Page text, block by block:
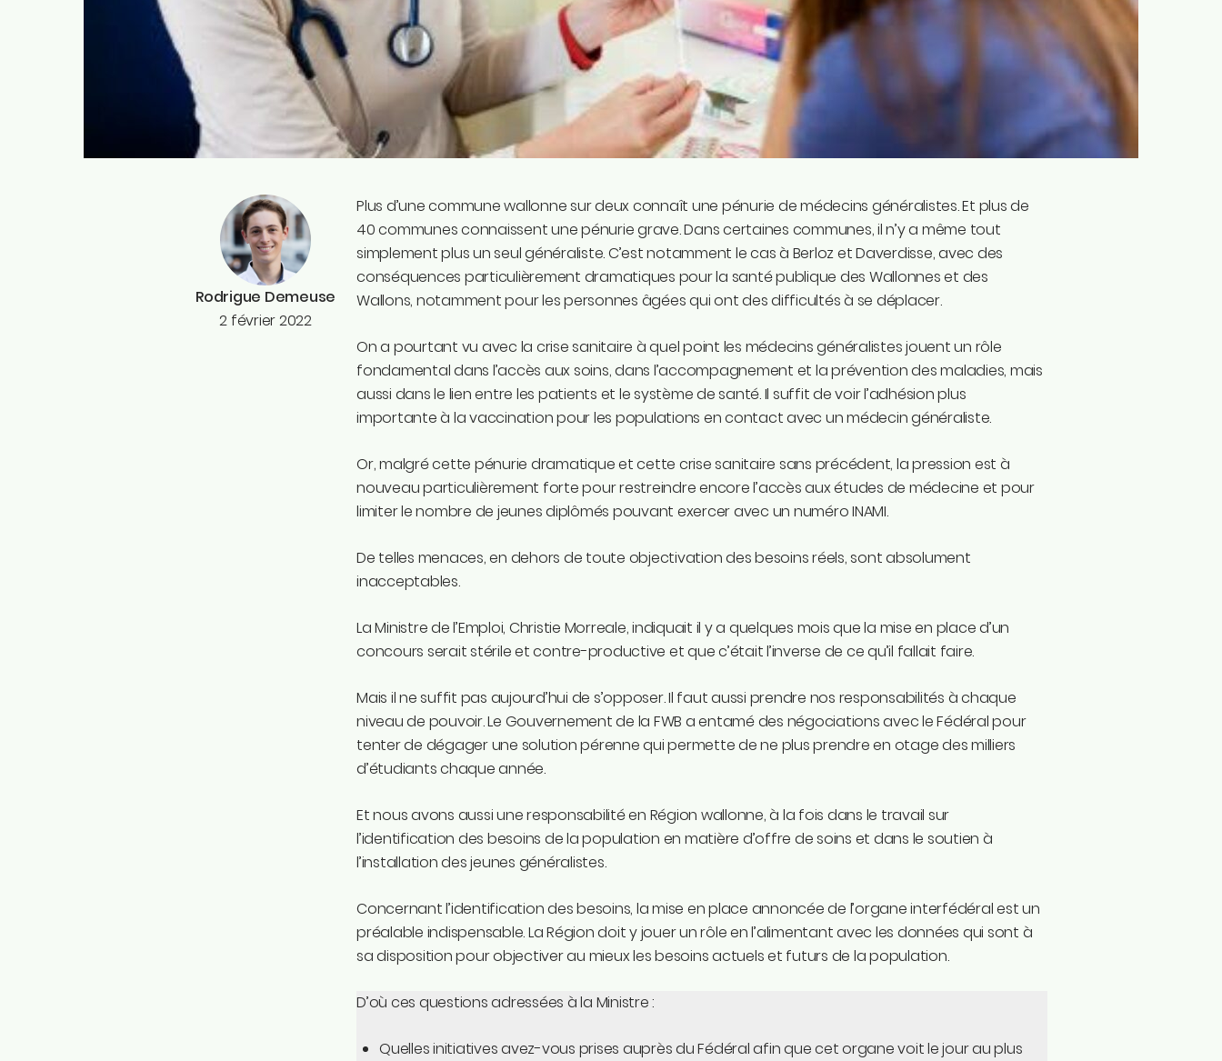
Rodrigue Demeuse
2 février 2022
Plus d’une commune wallonne sur deux connaît une pénurie de médecins généralistes. Et plus de
40 communes connaissent une pénurie grave. Dans certaines communes, il n’y a même tout
simplement plus un seul généraliste. C’est notamment le cas à Berloz et Daverdisse, avec des
conséquences particulièrement dramatiques pour la santé publique des Wallonnes et des
Wallons, notamment pour les personnes âgées qui ont des difficultés à se déplacer.
On a pourtant vu avec la crise sanitaire à quel point les médecins généralistes jouent un rôle
fondamental dans l’accès aux soins, dans l’accompagnement et la prévention des maladies, mais
aussi dans le lien entre les patients et le système de santé. Il suffit de voir l’adhésion plus
importante à la vaccination pour les populations en contact avec un médecin généraliste.
Or, malgré cette pénurie dramatique et cette crise sanitaire sans précédent, la pression est à
nouveau particulièrement forte pour restreindre encore l’accès aux études de médecine et pour
limiter le nombre de jeunes diplômés pouvant exercer avec un numéro INAMI.
De telles menaces, en dehors de toute objectivation des besoins réels, sont absolument
inacceptables.
La Ministre de l’Emploi, Christie Morreale, indiquait il y a quelques mois que la mise en place d’un
concours serait stérile et contre-productive et que c’était l’inverse de ce qu’il fallait faire.
Mais il ne suffit pas aujourd’hui de s’opposer. Il faut aussi prendre nos responsabilités à chaque
niveau de pouvoir. Le Gouvernement de la FWB a entamé des négociations avec le Fédéral pour
tenter de dégager une solution pérenne qui permette de ne plus prendre en otage des milliers
d’étudiants chaque année.
Et nous avons aussi une responsabilité en Région wallonne, à la fois dans le travail sur
l’identification des besoins de la population en matière d’offre de soins et dans le soutien à
l’installation des jeunes généralistes.
Concernant l’identification des besoins, la mise en place annoncée de l’organe interfédéral est un
préalable indispensable. La Région doit y jouer un rôle en l’alimentant avec les données qui sont à
sa disposition pour objectiver au mieux les besoins actuels et futurs de la population.
D’où ces questions adressées à la Ministre :
Quelles initiatives avez-vous prises auprès du Fédéral afin que cet organe voit le jour au plus